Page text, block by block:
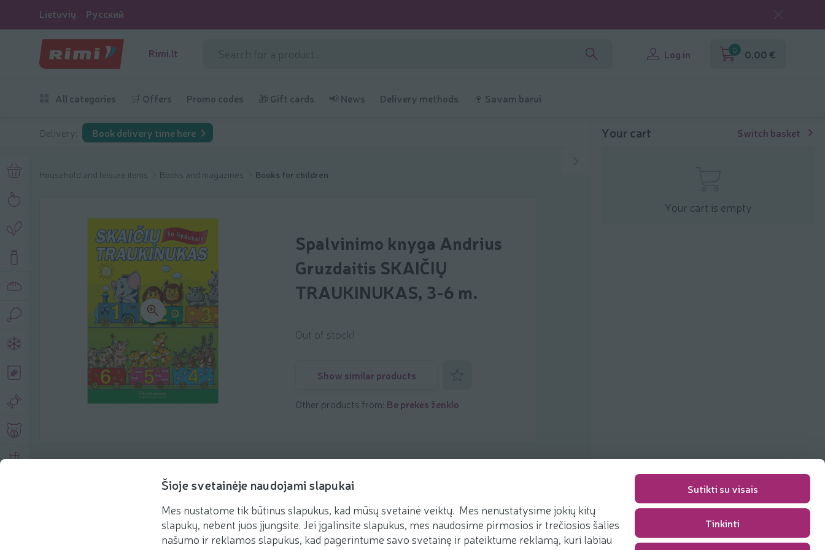
Šioje svetainėje naudojami slapukai
Mes nustatome tik būtinus slapukus, kad mūsų svetainė veiktų. Mes nenustatysime jokių kitų
slapukų, nebent juos įjungsite. Jei įgalinsite slapukus, mes naudosime pirmosios ir trečiosios šalies
našumo ir reklamos slapukus, kad pagerintume savo svetainę ir pateiktume reklamą, kuri labiau
Sutikti su visais
Tinkinti
Lietuvių Русский
Rimi.lt Log in 0 0,00 €
All categories 🛒 Offers Promo codes 🎁 Gift cards 📢 News Delivery methods 🍷 Savam barui
Delivery: Book delivery time here
Household and leisure items Books and magazines Books for children
Spalvinimo knyga Andrius
Gruzdaitis SKAIČIŲ
TRAUKINUKAS, 3-6 m.
Out of stock!
Show similar products
Other products from: Be prekės ženklo
Product description
Recommendations
Your cart Switch basket
Your cart is empty
Packaging fee 0,00 €